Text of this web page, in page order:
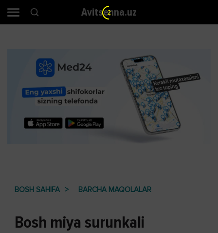
Avitsenna.uz
BOSH SAHIFA BARCHA MAQOLALAR
Bosh miya surunkali
1